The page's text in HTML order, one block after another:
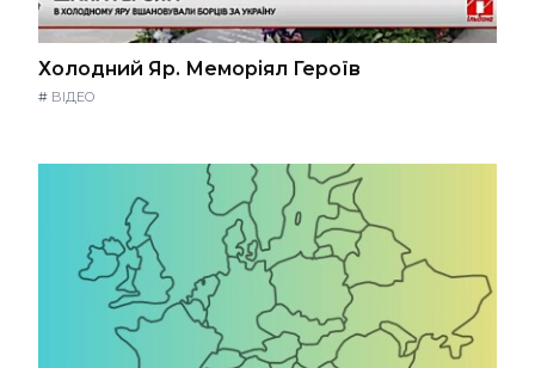
Холодний Яр. Меморіял Героїв
# ВІДЕО